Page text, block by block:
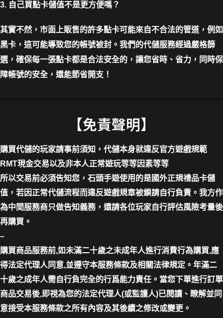
3. 自己買點卡儲值不是更方便嗎？
其實不然，市面上販售的許多點卡可能來自不合法的管道，例如
黑卡，這可能導致您的帳號被封。我們的代儲服務經過嚴格篩
選，確保每一張點卡都是合法安全的，讓您省時、省力，同時保
障帳號的安全，還能節省開支！
【免責聲明】
購買代儲的玩家請事前須知，代儲本身就違反官方遊戲規範
RMT現金交易以及非本人正常遊玩等等因素等等
所以交易前必須告知您，石頭手遊使用的是國外正規禮品卡儲
值，若因正常代儲流程而違反遊戲規章被鎖請自行負責。我方作
為中間服務商只做告知義務，還請各位玩家自行評估風險考量後
再購買。
–
購買商品服務前,如未滿二十歲之未成年人進行消費行為購買,應
得法定代理人同意,並遵守本服務條款及相關法律規定。年滿二
十歲之成年人需自行負完全的行爲能力責任。當您下單進行訂單
商品交易後,即視為您的法定代理人(或監護人)已閱讀、瞭解並同
意接受本服務條款之所有內容及其後續之修改或變更。